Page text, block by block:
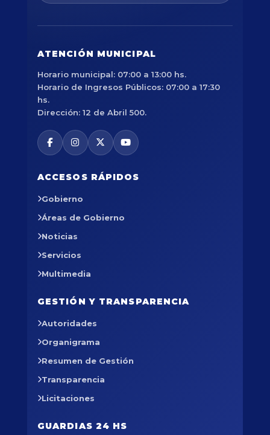
ATENCIÓN MUNICIPAL
Horario municipal: 07:00 a 13:00 hs.
Horario de Ingresos Públicos: 07:00 a 17:30
hs.
Dirección: 12 de Abril 500.
ACCESOS RÁPIDOS
Gobierno
Áreas de Gobierno
Noticias
Servicios
Multimedia
GESTIÓN Y TRANSPARENCIA
Autoridades
Organigrama
Resumen de Gestión
Transparencia
Licitaciones
GUARDIAS 24 HS